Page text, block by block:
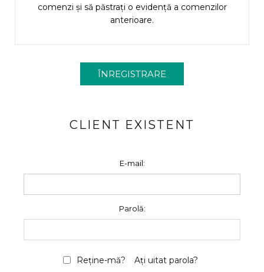
comenzi și să păstrați o evidență a comenzilor
anterioare.
CLIENT EXISTENT
E-mail:
Parolă:
Reține-mă? Ați uitat parola?